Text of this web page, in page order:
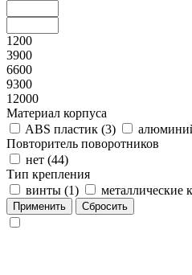
1200
3900
6600
9300
12000
Материал корпуса
ABS пластик (3)
Повторитель поворотников
нет (44)
Тип крепления
винты (1) металлические